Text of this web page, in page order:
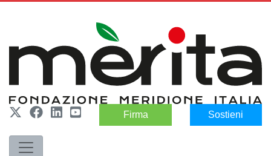
Firma Sostieni